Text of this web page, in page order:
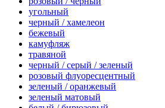
угольный
черный / хамелеон
бежевый
камуфляж
травяной
черный / серый / зеленый
розовый флуоресцентный
зеленый / оранжевый
зеленый матовый